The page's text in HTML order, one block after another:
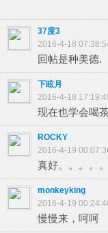
37度3
2016-4-18
回帖是种美德.
下眩月
2016-4-18
现在也学会喝
ROCKY
2016-4-19
真好。。。。
monkeyking
2016-4-19
慢慢来，呵呵